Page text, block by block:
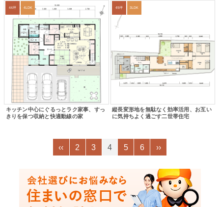
44坪 4LDK
キッチン中心にぐるっとラク家事、すっ
きりを保つ収納と快適動線の家
49坪 3LDK
縦長変形地を無駄なく効率活用、お互い
に気持ちよく過ごす二世帯住宅
‹‹ 2 3 4 5 6 ››